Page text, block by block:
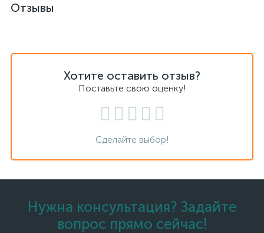
Отзывы
Хотите оставить отзыв?
Поставьте свою оценку!
Сделайте выбор!
Нужна консультация? Задайте
вопрос прямо сейчас!